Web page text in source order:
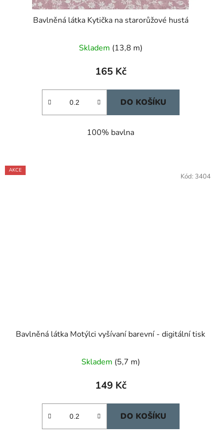
Bavlněná látka Kytička na starorůžové hustá
Skladem (13,8 m)
165 Kč
DO KOŠÍKU
100% bavlna
AKCE
Bavlněná látka Motýlci vyšívaní barevní - digitální tisk
Skladem (5,7 m)
149 Kč
DO KOŠÍKU
Kód: 3404